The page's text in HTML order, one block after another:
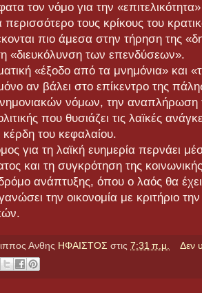
τον νόμο για την
τους κρίκους του
πιο άμεσα στην τήρηση της
«διευκόλυνση των επενδύσεων».
«έξοδο από τα μνημόνια» και
αν βάλει στο επίκεντρο της
νόμων, την
που θυσιάζει τις λαϊκές
κέρδη του κεφαλαίου.
για τη λαϊκή ευημερία περνάει
και τη συγκρότηση της
ανάπτυξης, όπου ο λαός θα έχει
την οικονομία με κριτήριο
Ανθης ΗΦΑΙΣΤΟΣ στις 7:31 π.μ. Δεν